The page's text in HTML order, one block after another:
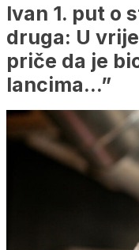
Ivan 1. put o
druga: U
priče da je
lancima…”